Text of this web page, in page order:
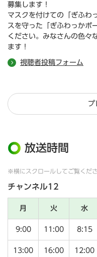
募集します！
マスクを付けての「ぎふわ
スを守った「ぎふわっかポ
ください。みなさんの色々
ます！
視聴者投稿フォーム
プ
放送時間
※横にスクロールしてご覧くださ
チャンネル12
月 火 水
9:00 11:00 8:15
13:00 16:00 12:00